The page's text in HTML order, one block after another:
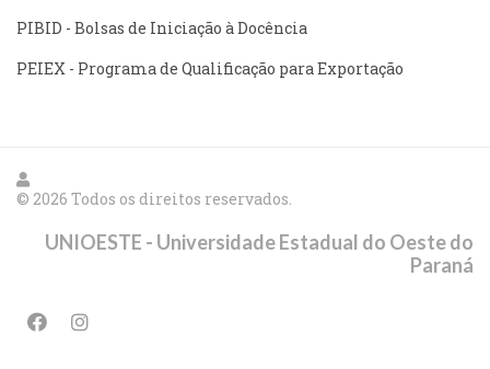
PIBID - Bolsas de Iniciação à Docência
PEIEX - Programa de Qualificação para Exportação
© 2026 Todos os direitos reservados.
UNIOESTE - Universidade Estadual do Oeste do
Paraná